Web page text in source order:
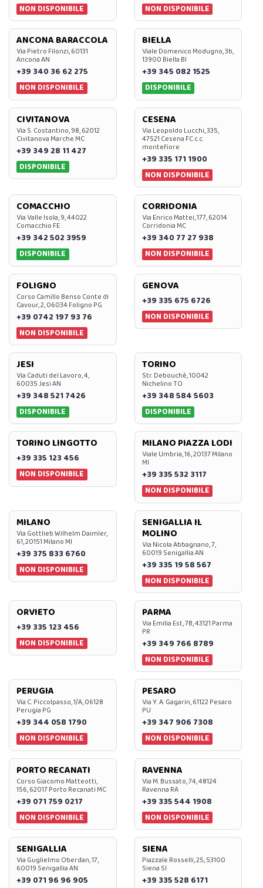
NON DISPONIBILE
NON DISPONIBILE
ANCONA BARACCOLA
Via Pietro Filonzi, 60131
Ancona AN
+39 340 36 62 275
NON DISPONIBILE
BIELLA
Viale Domenico Modugno, 3b,
13900 Biella BI
+39 345 082 1525
DISPONIBILE
CIVITANOVA
Via S. Costantino, 98, 62012
Civitanova Marche MC
+39 349 28 11 427
DISPONIBILE
CESENA
Via Leopoldo Lucchi, 335,
47521 Cesena FC c.c.
montefiore
+39 335 171 1900
NON DISPONIBILE
COMACCHIO
Via Valle Isola, 9, 44022
Comacchio FE
+39 342 502 3959
DISPONIBILE
CORRIDONIA
Via Enrico Mattei, 177, 62014
Corridonia MC
+39 340 77 27 938
NON DISPONIBILE
FOLIGNO
Corso Camillo Benso Conte di
Cavour, 2, 06034 Foligno PG
+39 0742 197 93 76
NON DISPONIBILE
GENOVA
+39 335 675 6726
NON DISPONIBILE
JESI
Via Caduti del Lavoro, 4,
60035 Jesi AN
+39 348 521 7426
DISPONIBILE
TORINO
Str. Debouchè, 10042
Nichelino TO
+39 348 584 5603
DISPONIBILE
TORINO LINGOTTO
+39 335 123 456
NON DISPONIBILE
MILANO PIAZZA LODI
Viale Umbria, 16, 20137 Milano
MI
+39 335 532 3117
NON DISPONIBILE
MILANO
Via Gottlieb Wilhelm Daimler,
61, 20151 Milano MI
+39 375 833 6760
NON DISPONIBILE
SENIGALLIA IL
MOLINO
Via Nicola Abbagnano, 7,
60019 Senigallia AN
+39 335 19 58 567
NON DISPONIBILE
ORVIETO
+39 335 123 456
NON DISPONIBILE
PARMA
Via Emilia Est, 7B, 43121 Parma
PR
+39 349 766 8789
NON DISPONIBILE
PERUGIA
Via C. Piccolpasso, 1/A, 06128
Perugia PG
+39 344 058 1790
NON DISPONIBILE
PESARO
Via Y. A. Gagarin, 61122 Pesaro
PU
+39 347 906 7308
NON DISPONIBILE
PORTO RECANATI
Corso Giacomo Matteotti,
156, 62017 Porto Recanati MC
+39 071 759 0217
NON DISPONIBILE
RAVENNA
Via M. Bussato, 74, 48124
Ravenna RA
+39 335 544 1908
NON DISPONIBILE
SENIGALLIA
Via Guglielmo Oberdan, 17,
60019 Senigallia AN
+39 071 96 96 905
SIENA
Piazzale Rosselli, 25, 53100
Siena SI
+39 335 528 6171